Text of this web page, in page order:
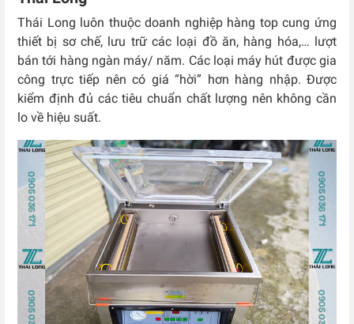
Thái Long luôn thuộc doanh nghiệp hàng top cung ứng
thiết bị sơ chế, lưu trữ các loại đồ ăn, hàng hóa,… lượt
bán tới hàng ngàn máy/ năm. Các loại máy hút được gia
công trực tiếp nên có giá “hời” hơn hàng nhập. Được
kiểm định đủ các tiêu chuẩn chất lượng nên không cần
lo về hiệu suất.